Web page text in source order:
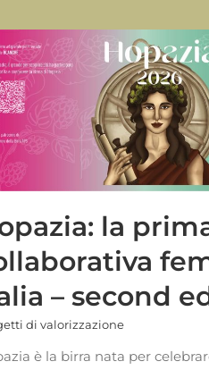
la
– second
di valorizzazione
è la birra nata per